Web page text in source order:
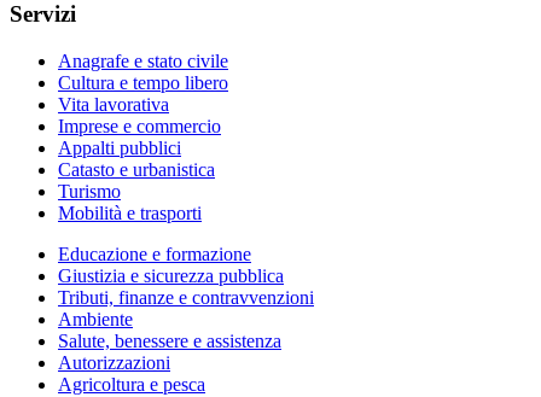
Servizi
Anagrafe e stato civile
Cultura e tempo libero
Vita lavorativa
Imprese e commercio
Appalti pubblici
Catasto e urbanistica
Turismo
Mobilità e trasporti
Educazione e formazione
Giustizia e sicurezza pubblica
Tributi, finanze e contravvenzioni
Ambiente
Salute, benessere e assistenza
Autorizzazioni
Agricoltura e pesca